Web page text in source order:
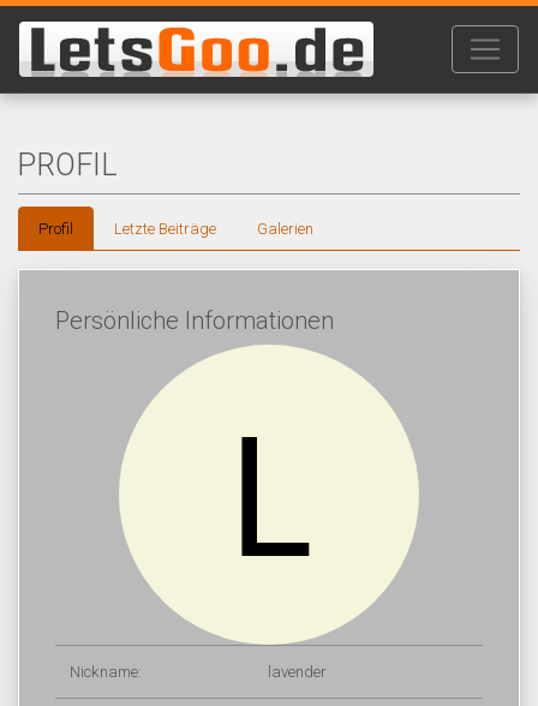
PROFIL
Profil Letzte Beiträge Galerien
Persönliche Informationen
Nickname: lavender